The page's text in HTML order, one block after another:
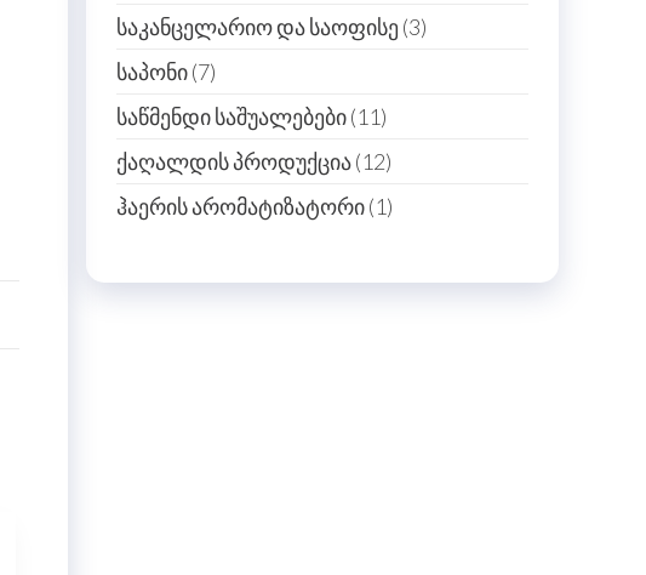
products
საკანცელარიო და საოფისე 33
საპონი 77
products
საწმენდი საშუალებები 1111
products
ქაღალდის პროდუქცია 1212
products
ჰაერის არომატიზატორი 11